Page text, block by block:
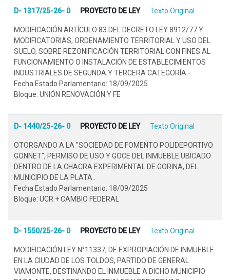
D- 1317/25-26- 0 PROYECTO DE LEY Texto Original
MODIFICACIÓN ARTÍCULO 83 DEL DECRETO LEY 8912/77 Y
MODIFICATORIAS, ORDENAMIENTO TERRITORIAL Y USO DEL
SUELO, SOBRE REZONIFICACIÓN TERRITORIAL CON FINES AL
FUNCIONAMIENTO O INSTALACIÓN DE ESTABLECIMIENTOS
INDUSTRIALES DE SEGUNDA Y TERCERA CATEGORÍA.-.
Fecha Estado Parlamentario: 18/09/2025
Bloque: UNIÓN RENOVACIÓN Y FE
D- 1440/25-26- 0 PROYECTO DE LEY Texto Original
OTORGANDO A LA "SOCIEDAD DE FOMENTO POLIDEPORTIVO
GONNET", PERMISO DE USO Y GOCE DEL INMUEBLE UBICADO
DENTRO DE LA CHACRA EXPERIMENTAL DE GORINA, DEL
MUNICIPIO DE LA PLATA..
Fecha Estado Parlamentario: 18/09/2025
Bloque: UCR + CAMBIO FEDERAL
D- 1550/25-26- 0 PROYECTO DE LEY Texto Original
MODIFICACIÓN LEY N°11337, DE EXPROPIACIÓN DE INMUEBLE
EN LA CIUDAD DE LOS TOLDOS, PARTIDO DE GENERAL
VIAMONTE, DESTINANDO EL INMUEBLE A DICHO MUNICIPIO